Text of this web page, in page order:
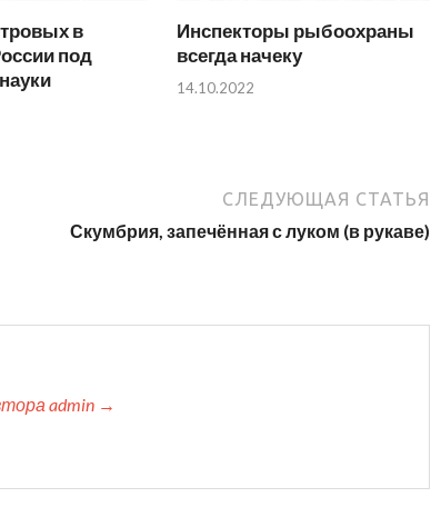
в
под
Инспекторы рыбоохраны
всегда начеку
14.10.2022
СЛЕДУЮЩАЯ СТАТЬЯ
Скумбрия, запечённая с луком (в рукаве)
admin →